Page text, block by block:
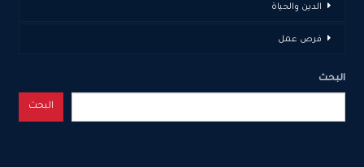
الدين والحياة
فرص عمل
البحث
البحث